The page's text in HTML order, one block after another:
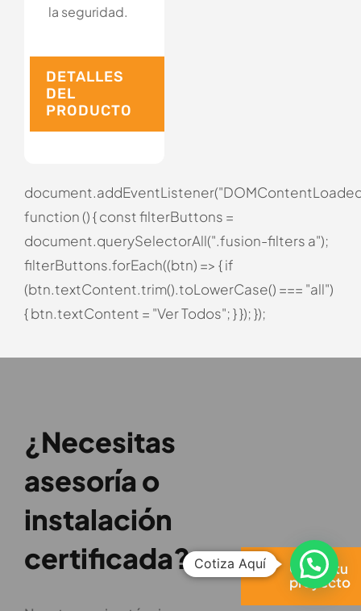
la seguridad.
DETALLES
DEL
PRODUCTO
function () { const filterButtons =
document.querySelectorAll(".fusion-filters a");
filterButtons.forEach((btn) => { if
(btn.textContent.trim().toLowerCase() === "all")
{ btn.textContent = "Ver Todos"; } }); });
¿Necesitas
asesoría o
instalación
certificada?
Cotiza tu
proyecto
Cotiza Aquí